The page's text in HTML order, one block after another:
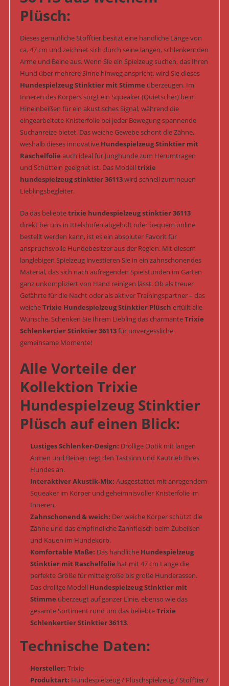
Plüsch:
Dieses gemütliche Stofftier besitzt eine handliche Länge von
ca. 47 cm und zeichnet sich durch seine langen, schlenkernden
Arme und Beine aus. Wenn Sie ein Spielzeug suchen, das Ihren
Hund über mehrere Sinne hinweg anspricht, wird Sie dieses
Hundespielzeug Stinktier mit Stimme überzeugen. Im
Inneren des Körpers sorgt ein Squeaker (Quietscher) beim
Hineinbeißen für ein akustisches Signal, während die
eingearbeitete Knisterfolie bei jeder Bewegung spannende
Suchanreize bietet. Das weiche Gewebe schont die Zähne,
weshalb dieses innovative Hundespielzeug Stinktier mit
Raschelfolie auch ideal für Junghunde zum Herumtragen
und Schütteln geeignet ist. Das Modelltrixie
hundespielzeug stinktier 36113wird schnell zum neuen
Lieblingsbegleiter.
Da das beliebtetrixie hundespielzeug stinktier 36113
direkt bei uns in Ittelshofen abgeholt oder bequem online
bestellt werden kann, ist es ein absoluter Favorit für
anspruchsvolle Hundebesitzer aus der Region. Mit diesem
langlebigen Spielzeug investieren Sie in ein zahnschonendes
Material, das sich nach aufregenden Spielstunden im Garten
ganz unkompliziert von Hand reinigen lässt. Ob als treuer
Gefährte für die Nacht oder als aktiver Trainingspartner – das
weicheTrixie Hundespielzeug Stinktier Plüsch erfüllt alle
Wünsche. Schenken Sie Ihrem Liebling das charmanteTrixie
Schlenkertier Stinktier 36113für unvergessliche
gemeinsame Momente!
Alle Vorteile der
Kollektion Trixie
Hundespielzeug Stinktier
Plüsch auf einen Blick:
Lustiges Schlenker-Design: Drollige Optik mit langen
Armen und Beinen regt den Tastsinn und Kautrieb Ihres
Hundes an.
Interaktiver Akustik-Mix: Ausgestattet mit anregendem
Squeaker im Körper und geheimnisvoller Knisterfolie im
Inneren.
Zahnschonend & weich: Der weiche Körper schützt die
Zähne und das empfindliche Zahnfleisch beim Zubeißen
und Kauen im Hundekorb.
Komfortable Maße: Das handliche Hundespielzeug
Stinktier mit Raschelfolie hat mit 47 cm Länge die
perfekte Größe für mittelgroße bis große Hunderassen.
Das drollige Modell Hundespielzeug Stinktier mit
Stimme überzeugt auf ganzer Linie, ebenso wie das
gesamte Sortiment rund um das beliebteTrixie
Schlenkertier Stinktier 36113.
Technische Daten:
Hersteller: Trixie
Produktart: Hundespielzeug / Plüschspielzeug / Stofftier /